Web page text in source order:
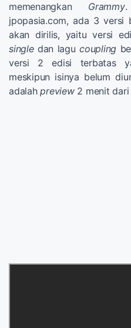
memenangkan Grammy.
jpopasia.com, ada 3
akan dirilis, yaitu versi
singledan lagucoupling
versi 2 edisi terbatas
meskipun isinya belum
adalahpreview2 menit dari